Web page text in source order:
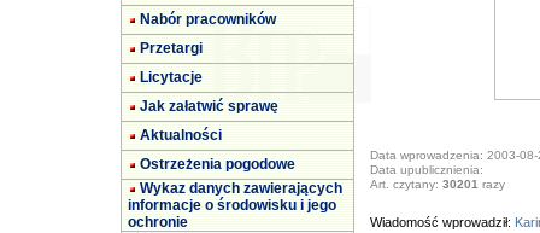
Nabór pracowników
Przetargi
Licytacje
Jak załatwić sprawę
Aktualności
Ostrzeżenia pogodowe
Wykaz danych zawierających
informacje o środowisku i jego
ochronie
Data wprowadzenia: 2003-
Data upublicznienia:
Art. czytany: 30201razy
Wiadomość wprowadził: